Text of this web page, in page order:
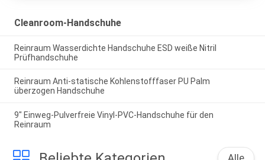
Cleanroom-Handschuhe
Reinraum Wasserdichte Handschuhe ESD weiße Nitril
Prüfhandschuhe
Reinraum Anti-statische Kohlenstofffaser PU Palm
überzogen Handschuhe
9" Einweg-Pulverfreie Vinyl-PVC-Handschuhe für den
Reinraum